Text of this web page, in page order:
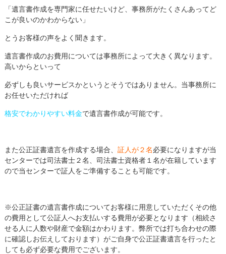
「遺言書作成を専門家に任せたいけど、事務所がたくさんあってど
こが良いのかわからない」
とうお客様の声をよく聞きます。
遺言書作成のお費用については事務所によって大きく異なります。
高いからといって
必ずしも良いサービスかというとそうではありません。当事務所に
お任せいただければ
格安でわかりやすい料金で遺言書作成が可能です。
また公正証書遺言を作成する場合、 証人が２名必要になりますが当
センターでは司法書士２名、司法書士資格者１名が在籍しています
ので当センターで証人をご準備することも可能です。
※公正証書の遺言書作成についてお客様に用意していただくその他
の費用として公証人へお支払いする費用が必要となります（相続さ
せる人に人数や財産で金額はかわります。弊所では打ち合わせの際
に確認しお伝えしております）がご自身で公正証書遺言を行ったと
しても必ず必要な費用でございます。